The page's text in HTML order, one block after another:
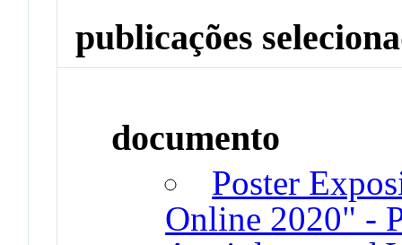
publicações
documento
Poster
Online 2020" -